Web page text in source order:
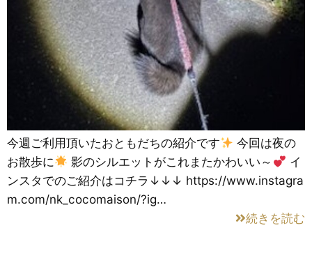
今週ご利用頂いたおともだちの紹介です
今回は夜の
お散歩に
影のシルエットがこれまたかわいい～
イ
ンスタでのご紹介はコチラ↓↓↓ https://www.instagra
m.com/nk_cocomaison/?ig…
続きを読む